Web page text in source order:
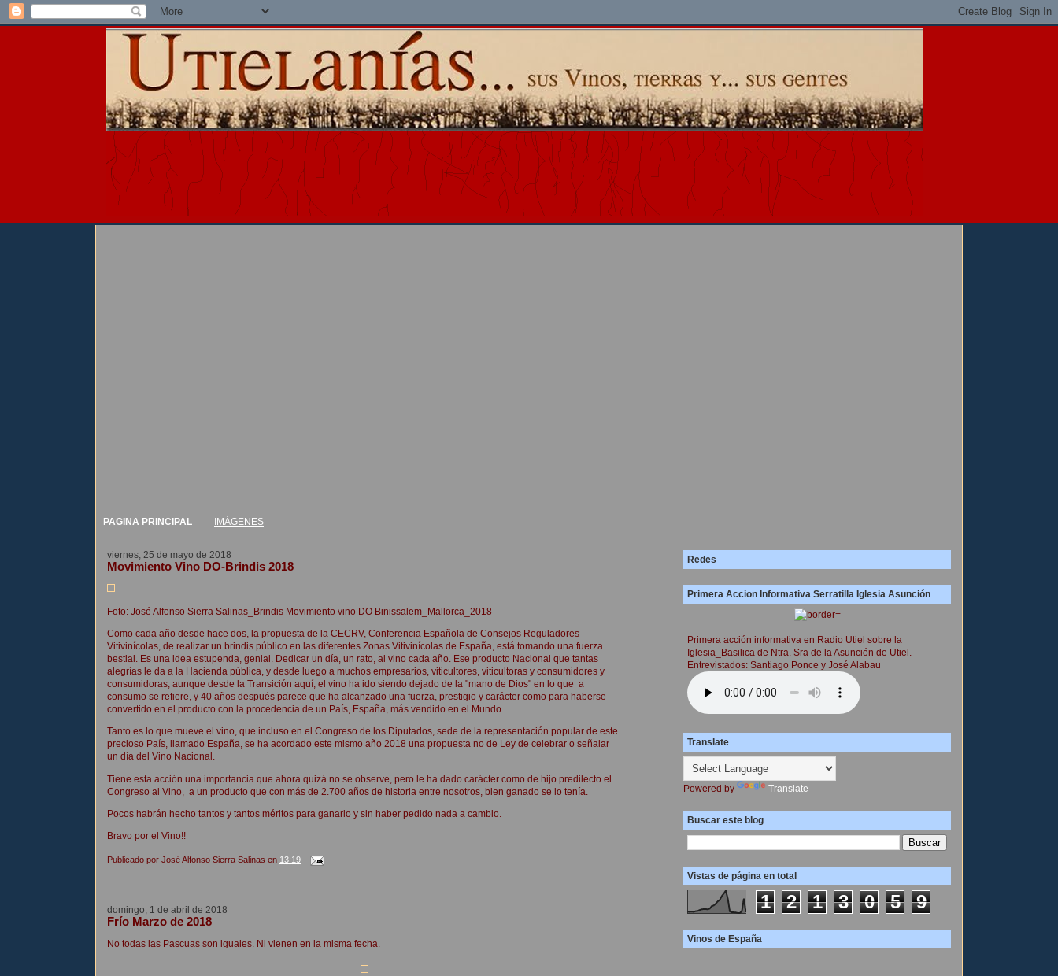
PAGINA PRINCIPAL IMÁGENES
viernes, 25 de mayo de 2018
Movimiento Vino DO-Brindis 2018
Foto: José Alfonso Sierra Salinas_Brindis Movimiento vino DO Binissalem_Mallorca_2018
Como cada año desde hace dos, la propuesta de la CECRV, Conferencia Española de Consejos Reguladores
Vitivinícolas, de realizar un brindis público en las diferentes Zonas Vitivinícolas de España, está tomando una fuerza
bestial. Es una idea estupenda, genial. Dedicar un día, un rato, al vino cada año. Ese producto Nacional que tantas
alegrías le da a la Hacienda pública, y desde luego a muchos empresarios, viticultores, viticultoras y consumidores y
consumidoras, aunque desde la Transición aquí, el vino ha ido siendo dejado de la "mano de Dios" en lo que a
consumo se refiere, y 40 años después parece que ha alcanzado una fuerza, prestigio y carácter como para haberse
convertido en el producto con la procedencia de un País, España, más vendido en el Mundo.
Tanto es lo que mueve el vino, que incluso en el Congreso de los Diputados, sede de la representación popular de este
precioso País, llamado España, se ha acordado este mismo año 2018 una propuesta no de Ley de celebrar o señalar
un día del Vino Nacional.
Tiene esta acción una importancia que ahora quizá no se observe, pero le ha dado carácter como de hijo predilecto el
Congreso al Vino, a un producto que con más de 2.700 años de historia entre nosotros, bien ganado se lo tenía.
Pocos habrán hecho tantos y tantos méritos para ganarlo y sin haber pedido nada a cambio.
Bravo por el Vino!!
Publicado por José Alfonso Sierra Salinas en 13:19
domingo, 1 de abril de 2018
Frío Marzo de 2018
No todas las Pascuas son iguales. Ni vienen en la misma fecha.
Redes
Primera Accion Informativa Serratilla Iglesia Asunción
Primera acción informativa en Radio Utiel sobre la
Iglesia_Basilica de Ntra. Sra de la Asunción de Utiel.
Entrevistados: Santiago Ponce y José Alabau
Translate
Powered by Translate
Buscar este blog
Vistas de página en total
1 2 1 3 0 5 9
Vinos de España